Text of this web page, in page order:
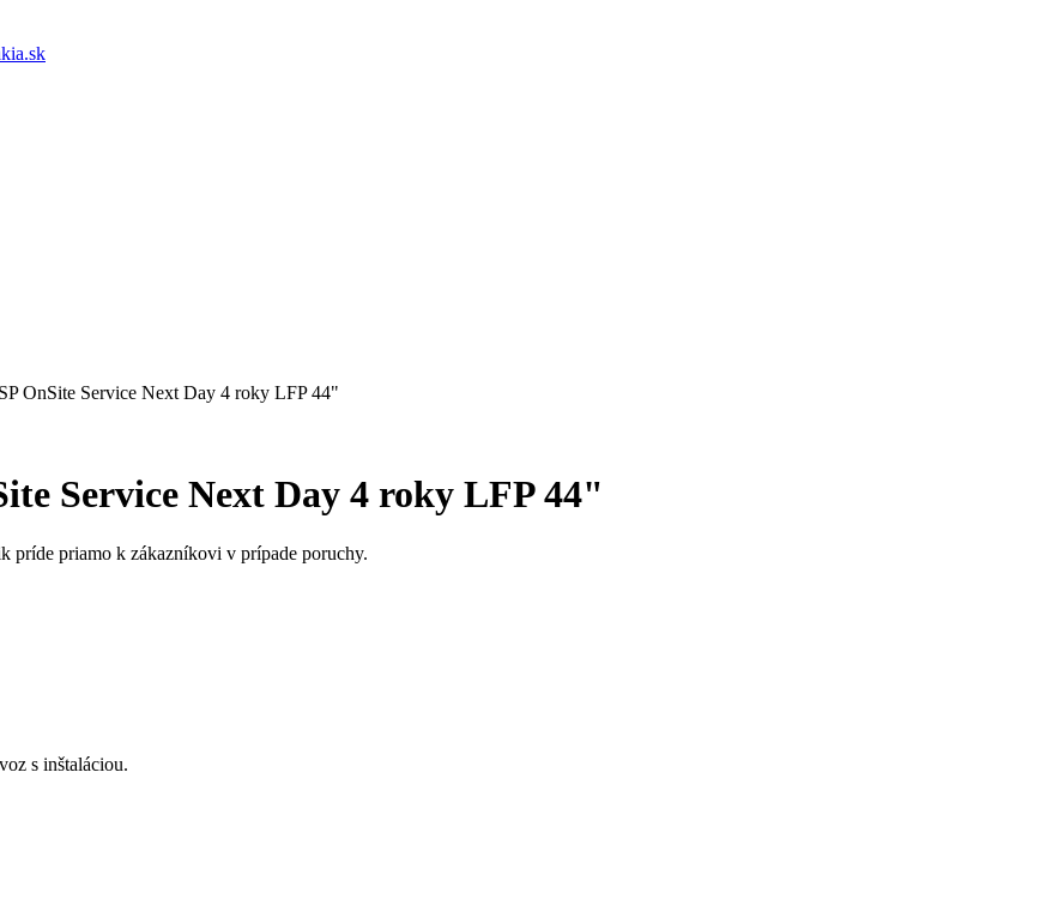
OnSite Service Next Day 4 roky LFP 44"
Service Next Day 4 roky LFP 44"
príde priamo k zákazníkovi v prípade poruchy.
s inštaláciou.